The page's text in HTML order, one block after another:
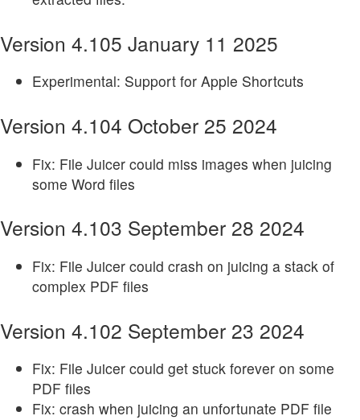
Version 4.105 January 11 2025
Experimental: Support for Apple Shortcuts
Version 4.104 October 25 2024
Fix: File Juicer could miss images when juicing
some Word files
Version 4.103 September 28 2024
Fix: File Juicer could crash on juicing a stack of
complex PDF files
Version 4.102 September 23 2024
Fix: File Juicer could get stuck forever on some
PDF files
Fix: crash when juicing an unfortunate PDF file